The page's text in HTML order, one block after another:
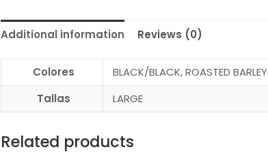
Additional information Reviews (0)
Colores
BLACK/BLACK, ROASTED BARLEY
Tallas
LARGE
Related products